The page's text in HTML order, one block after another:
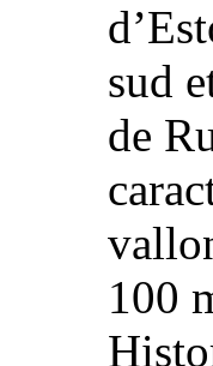
sud
de
100